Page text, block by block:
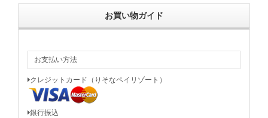
お買い物ガイド
お支払い方法
クレジットカード（りそなペイリゾート）
銀行振込